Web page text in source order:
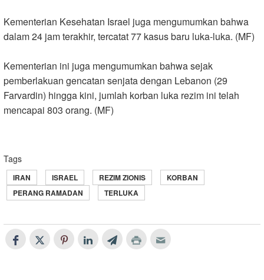
Kementerian Kesehatan Israel juga mengumumkan bahwa
dalam 24 jam terakhir, tercatat 77 kasus baru luka-luka. (MF)
Kementerian ini juga mengumumkan bahwa sejak
pemberlakuan gencatan senjata dengan Lebanon (29
Farvardin) hingga kini, jumlah korban luka rezim ini telah
mencapai 803 orang. (MF)
Tags
IRAN ISRAEL REZIM ZIONIS
KORBAN
PERANG RAMADAN
TERLUKA